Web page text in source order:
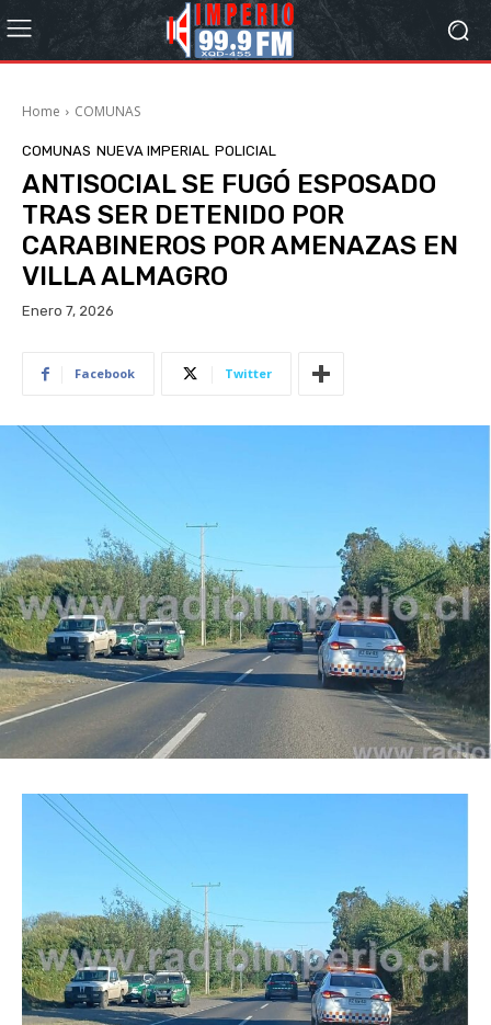
Home COMUNAS
COMUNAS NUEVA IMPERIAL POLICIAL
ANTISOCIAL SE FUGÓ ESPOSADO
TRAS SER DETENIDO POR
CARABINEROS POR AMENAZAS EN
VILLA ALMAGRO
Enero 7, 2026
Facebook Twitter